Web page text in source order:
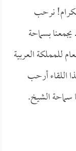
نرحب
بسماحة
للمملكة العربية
اللقاء أرحب
سماحة الشيخ.